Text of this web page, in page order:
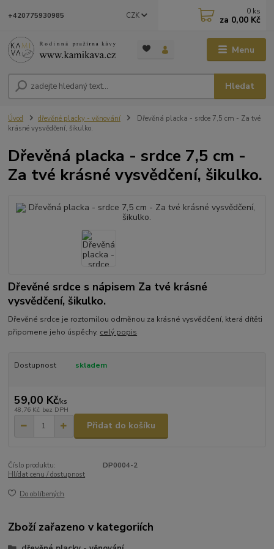
Menu
CZK
Hledat
+420775930985 0 ks
za 0,00 Kč
Úvod dřevěné placky - věnování
Dřevěná placka - srdce 7,5 cm - Za tvé
krásné vysvědčení, šikulko.
Dřevěná placka - srdce 7,5 cm -
Za tvé krásné vysvědčení, šikulko.
Dřevěné srdce s nápisem Za tvé krásné
vysvědčení, šikulko.
Dřevěné srdce je roztomilou odměnou za krásné vysvědčení, která dítěti
připomene jeho úspěchy. celý popis
Dostupnost skladem
59,00 Kč/ks
48,76 Kč bez DPH
Přidat do košíku
Číslo produktu:
DP0004-2
Hlídat cenu / dostupnost
Do oblíbených
Zboží zařazeno v kategoriích